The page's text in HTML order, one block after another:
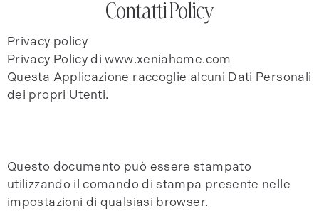
Contatti Policy
Privacy policy
Privacy Policy di www.xeniahome.com
Questa Applicazione raccoglie alcuni Dati Personali
dei propri Utenti.
Questo documento può essere stampato
utilizzando il comando di stampa presente nelle
impostazioni di qualsiasi browser.